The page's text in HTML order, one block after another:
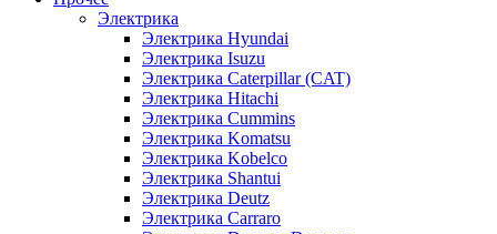
Электрика
Электрика Hyundai
Электрика Isuzu
Электрика Caterpillar (CAT)
Электрика Hitachi
Электрика Cummins
Электрика Komatsu
Электрика Kobelco
Электрика Shantui
Электрика Deutz
Электрика Carraro